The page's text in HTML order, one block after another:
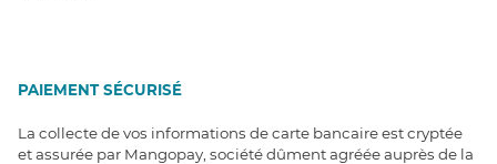
PAIEMENT SÉCURISÉ
La collecte de vos informations de carte bancaire est cryptée
et assurée par Mangopay, société dûment agréée auprès de la